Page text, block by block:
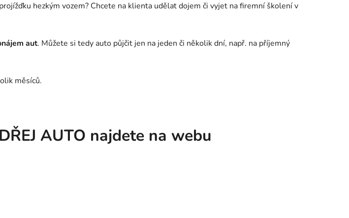
hezkým vozem? Chcete na klienta udělat dojem či vyjet na firemní školení v
aut. Můžete si tedy auto půjčit jen na jeden či několik dní, např. na příjemný
měsíců.
AUTO najdete na webu